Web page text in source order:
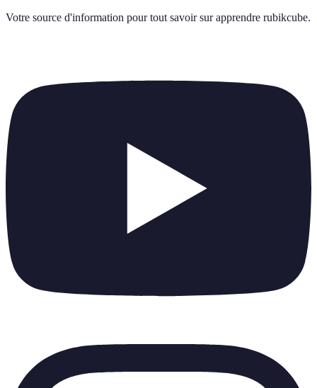
Votre source d'information pour tout savoir sur apprendre rubikcube.